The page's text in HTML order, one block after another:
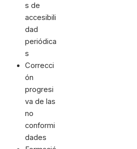
s de
accesibili
dad
periódica
s
Correcci
ón
progresi
va de las
no
conformi
dades